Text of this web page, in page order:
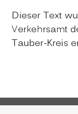
Dieser Text
Verkehrsamt
Tauber-Kreis